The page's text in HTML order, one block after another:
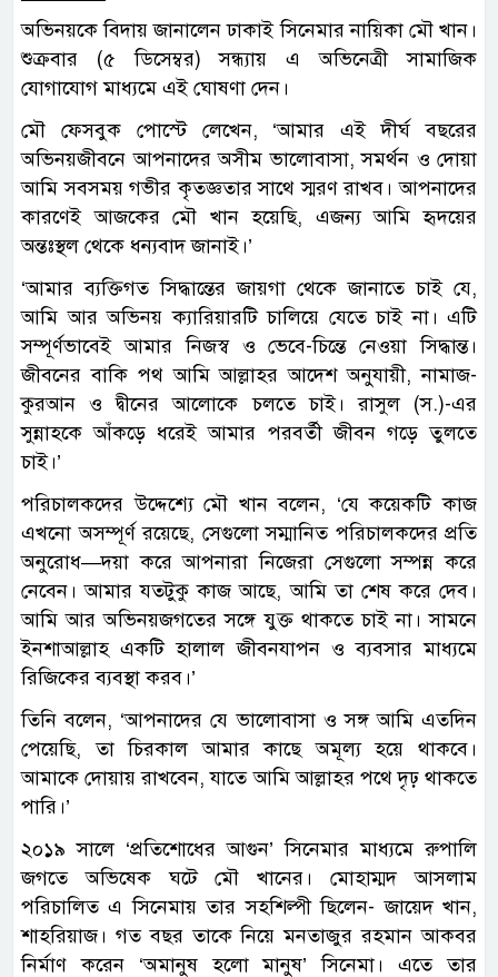
অভিনয়কে বিদায় জানালেন ঢাকাই সিনেমার নায়িকা মৌ খান।
শুক্রবার (৫ ডিসেম্বর) সন্ধ্যায় এ অভিনেত্রী সামাজিক
যোগাযোগ মাধ্যমে এই ঘোষণা দেন।
মৌ ফেসবুক পোস্টে লেখেন, ‘আমার এই দীর্ঘ বছরের
অভিনয়জীবনে আপনাদের অসীম ভালোবাসা, সমর্থন ও দোয়া
আমি সবসময় গভীর কৃতজ্ঞতার সাথে স্মরণ রাখব। আপনাদের
কারণেই আজকের মৌ খান হয়েছি, এজন্য আমি হৃদয়ের
অন্তঃস্থল থেকে ধন্যবাদ জানাই।’
‘আমার ব্যক্তিগত সিদ্ধান্তের জায়গা থেকে জানাতে চাই যে,
আমি আর অভিনয় ক্যারিয়ারটি চালিয়ে যেতে চাই না। এটি
সম্পূর্ণভাবেই আমার নিজস্ব ও ভেবে-চিন্তে নেওয়া সিদ্ধান্ত।
জীবনের বাকি পথ আমি আল্লাহর আদেশ অনুযায়ী, নামাজ-
কুরআন ও দ্বীনের আলোকে চলতে চাই। রাসুল (স.)-এর
সুন্নাহকে আঁকড়ে ধরেই আমার পরবর্তী জীবন গড়ে তুলতে
চাই।’
পরিচালকদের উদ্দেশ্যে মৌ খান বলেন, ‌‘যে কয়েকটি কাজ
এখনো অসম্পূর্ণ রয়েছে, সেগুলো সম্মানিত পরিচালকদের প্রতি
অনুরোধ—দয়া করে আপনারা নিজেরা সেগুলো সম্পন্ন করে
নেবেন। আমার যতটুকু কাজ আছে, আমি তা শেষ করে দেব।
আমি আর অভিনয়জগতের সঙ্গে যুক্ত থাকতে চাই না। সামনে
ইনশাআল্লাহ একটি হালাল জীবনযাপন ও ব্যবসার মাধ্যমে
রিজিকের ব্যবস্থা করব।’
তিনি বলেন, ‌‘আপনাদের যে ভালোবাসা ও সঙ্গ আমি এতদিন
পেয়েছি, তা চিরকাল আমার কাছে অমূল্য হয়ে থাকবে।
আমাকে দোয়ায় রাখবেন, যাতে আমি আল্লাহর পথে দৃঢ় থাকতে
পারি।’
২০১৯ সালে ‘প্রতিশোধের আগুন’ সিনেমার মাধ্যমে রুপালি
জগতে অভিষেক ঘটে মৌ খানের। মোহাম্মদ আসলাম
পরিচালিত এ সিনেমায় তার সহশিল্পী ছিলেন- জায়েদ খান,
শাহরিয়াজ। গত বছর তাকে নিয়ে মনতাজুর রহমান আকবর
নির্মাণ করেন ‘অমানুষ হলো মানুষ’ সিনেমা। এতে তার